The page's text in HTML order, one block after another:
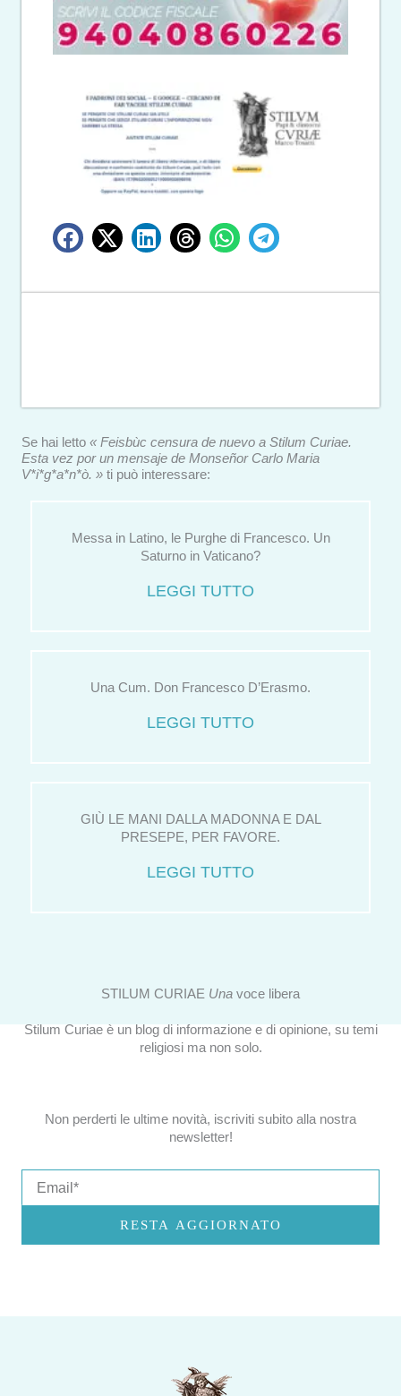
Se hai letto « Feisbùc censura de nuevo a Stilum Curiae.
Esta vez por un mensaje de Monseñor Carlo Maria
V*i*g*a*n*ò. » ti può interessare:
Messa in Latino, le Purghe di Francesco. Un
Saturno in Vaticano?
LEGGI TUTTO
Una Cum. Don Francesco D’Erasmo.
LEGGI TUTTO
GIÙ LE MANI DALLA MADONNA E DAL
PRESEPE, PER FAVORE.
LEGGI TUTTO
STILUM CURIAE Una voce libera
Stilum Curiae è un blog di informazione e di opinione, su temi
religiosi ma non solo.
Non perderti le ultime novità, iscriviti subito alla nostra
newsletter!
RESTA AGGIORNATO